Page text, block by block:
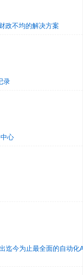
政不均的解决方案
录
心
迄今为止最全面的自动化